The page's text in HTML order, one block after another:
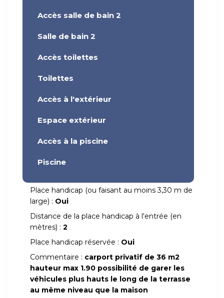
Accès salle de bain 2
Salle de bain 2
Accès toilettes
Toilettes
Accès à l'extérieur
Espace extérieur
Accès à la piscine
Piscine
Place handicap (ou faisant au moins 3,30 m de
large) : Oui
Distance de la place handicap à l'entrée (en
mètres) : 2
Place handicap réservée : Oui
Commentaire : carport privatif de 36 m2
hauteur max 1.90 possibilité de garer les
véhicules plus hauts le long de la terrasse
au même niveau que la maison